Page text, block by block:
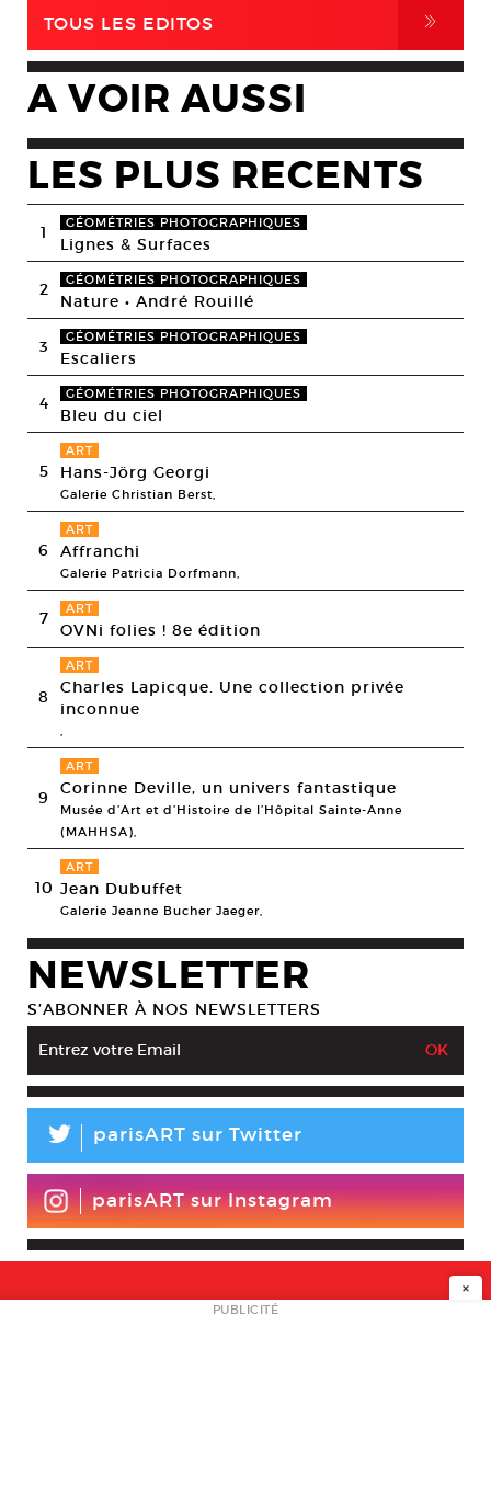
TOUS LES EDITOS ,
A VOIR AUSSI
LES PLUS RECENTS
1 GÉOMÉTRIES PHOTOGRAPHIQUES
Lignes & Surfaces
2 GÉOMÉTRIES PHOTOGRAPHIQUES
Nature • André Rouillé
3 GÉOMÉTRIES PHOTOGRAPHIQUES
Escaliers
4 GÉOMÉTRIES PHOTOGRAPHIQUES
Bleu du ciel
5
ART
Hans-Jörg Georgi
Galerie Christian Berst,
6
ART
Affranchi
Galerie Patricia Dorfmann,
7 ART
OVNi folies ! 8e édition
8
ART
Charles Lapicque. Une collection privée
inconnue
,
9
ART
Corinne Deville, un univers fantastique
Musée d’Art et d’Histoire de l’Hôpital Sainte-Anne
(MAHHSA),
10
ART
Jean Dubuffet
Galerie Jeanne Bucher Jaeger,
NEWSLETTER
S’ABONNER À NOS NEWSLETTERS
L parisART sur Twitter
parisART sur Instagram
NEWSLETTER
×
PUBLICITÉ